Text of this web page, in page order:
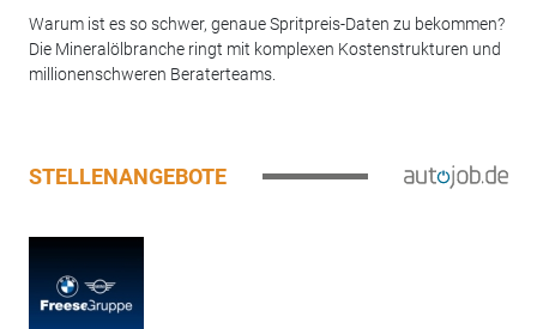
Warum ist es so schwer, genaue Spritpreis-Daten zu bekommen?
Die Mineralölbranche ringt mit komplexen Kostenstrukturen und
millionenschweren Beraterteams.
STELLENANGEBOTE